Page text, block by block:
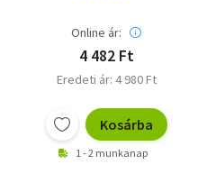
Online ár:
4 482 Ft
Eredeti ár: 4 980 Ft
Kosárba
1 - 2 munkanap